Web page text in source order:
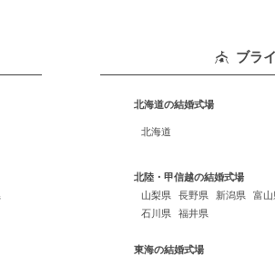
ブラ
北海道の結婚式場
北海道
北陸・甲信越の結婚式場
山梨県
長野県 新潟県
富山
石川県
福井県
東海の結婚式場